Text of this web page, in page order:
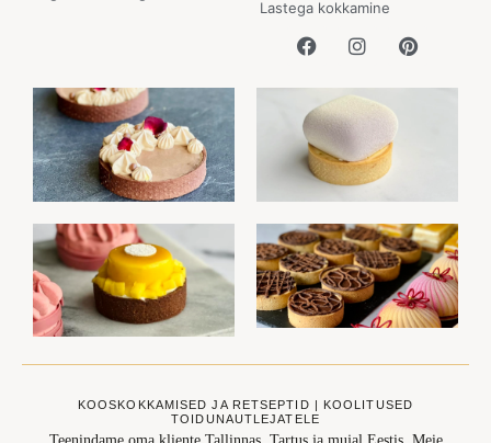
Lastega kokkamine
KOOSKOKKAMISED JA RETSEPTID | KOOLITUSED
TOIDUNAUTLEJATELE